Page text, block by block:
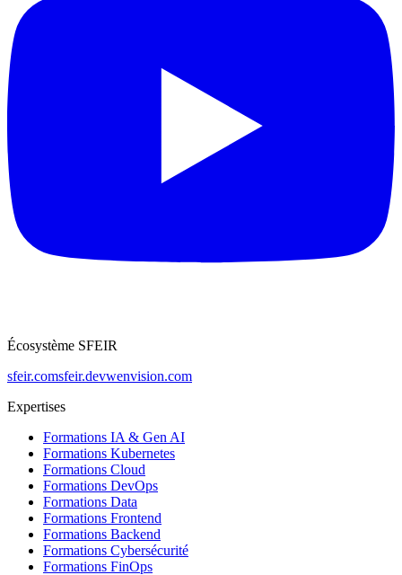
Écosystème SFEIR
sfeir.comsfeir.devwenvision.com
Expertises
Formations IA & Gen AI
Formations Kubernetes
Formations Cloud
Formations DevOps
Formations Data
Formations Frontend
Formations Backend
Formations Cybersécurité
Formations FinOps